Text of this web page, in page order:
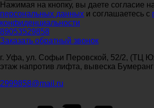
Нажимая на кнопку, вы даете согласие
персональных данных и соглашаетесь с
конфиденциальности
89053529858
Заказать обратный звонок
г. Уфа, ул. Софьи Перовской, 52/2, (ТЦ
этаж напротив лифта, вывеска Бумеранг
2999858@mail.ru